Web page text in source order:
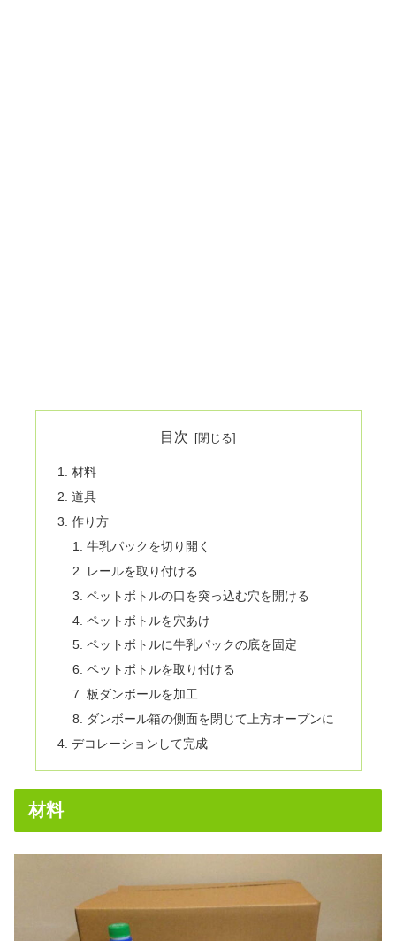
目次
材料
道具
作り方
牛乳パックを切り開く
レールを取り付ける
ペットボトルの口を突っ込む穴を開ける
ペットボトルを穴あけ
ペットボトルに牛乳パックの底を固定
ペットボトルを取り付ける
板ダンボールを加工
ダンボール箱の側面を閉じて上方オープンに
デコレーションして完成
材料